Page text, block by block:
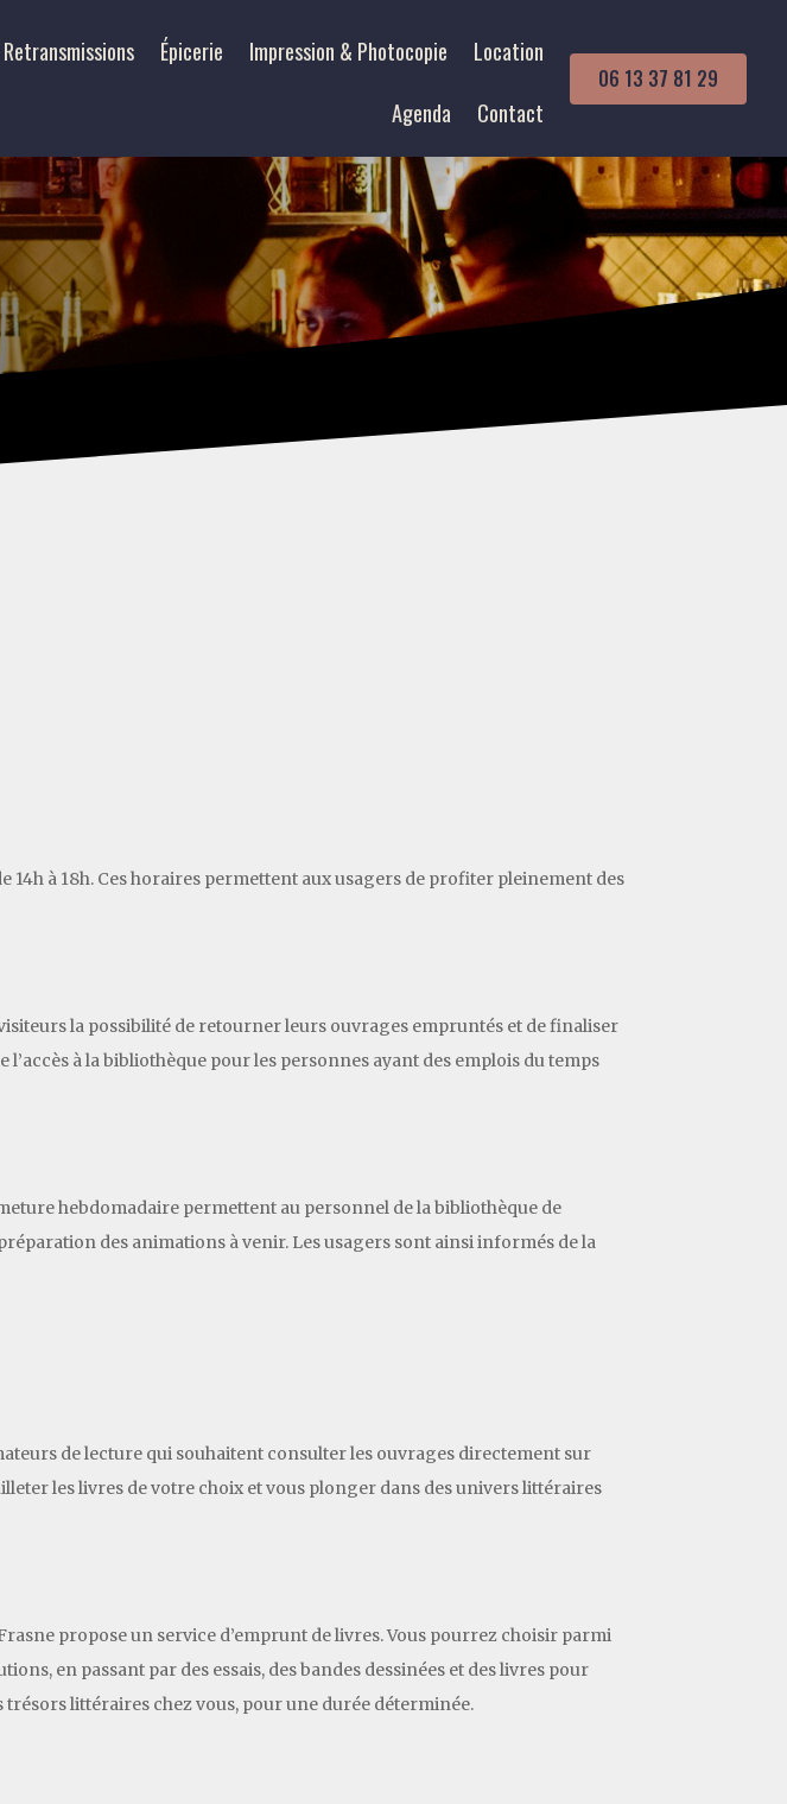
Retransmissions Épicerie Impression & Photocopie
Location
Agenda
Contact
06 13 37 81 29
14h à 18h. Ces horaires permettent aux usagers de profiter pleinement des
la possibilité de retourner leurs ouvrages empruntés et de finaliser
à la bibliothèque pour les personnes ayant des emplois du temps
hebdomadaire permettent au personnel de la bibliothèque de
des animations à venir. Les usagers sont ainsi informés de la
de lecture qui souhaitent consulter les ouvrages directement sur
les livres de votre choix et vous plonger dans des univers littéraires
propose un service d’emprunt de livres. Vous pourrez choisir parmi
en passant par des essais, des bandes dessinées et des livres pour
littéraires chez vous, pour une durée déterminée.